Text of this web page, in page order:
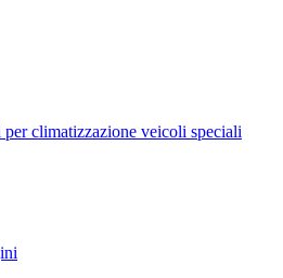
climatizzazione veicoli speciali